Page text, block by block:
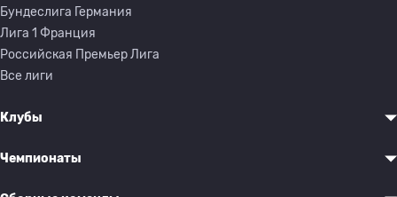
Бундеслига Германия
Лига 1 Франция
Российская Премьер Лига
Все лиги
Клубы
Чемпионаты